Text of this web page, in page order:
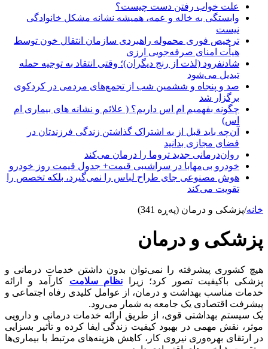
علت خواب رفتن دست چیست؟
وابستگی به خاله و عمه، همیشه نشانه مشکل خانوادگی
نیست
ترخیص فوری محموله راهبردی سازمان انتقال خون توسط
هیأت امنای صرفه‌جویی ارزی
شادنفرود (لذت از رنج دیگران)؛ وقتی انتقاد به توجیه حمله
تبدیل می‌شود
صد و پنجاه‌ و ششمین شب از تجمع‌های مردمی در کردکوی
برگزار شد
چگونه بفهمیم ام اس داریم؟ ( علائم و نشانه های بیماری ام
اس)
آن‌چه باید قبل از به اشتراک گذاشتن زندگی فرزندتان در
فضای مجازی بدانید
روان‌درمانی جدید تروما را درمان می‌کند
خودرو بی‌مهابا در سراشیبی قیمت+ جدول قیمت روز خودرو
هوش مصنوعی جای طراح لباس را نمی‌گیرد، بلکه تخصص را
تقویت می‌کند
خانه/پزشکی و درمان (پەڕە 341)
پزشکی و درمان
هیچ کشوری پیشرفته را نمی‌توان بدون داشتن خدمات درمانی و
پزشکی باکیفیت تصور کرد؛ زیرا نظام سلامت کارآمد و ارائه
خدمات مناسب بهداشت و درمان، از عوامل کلیدی رفاه اجتماعی و
پیشرفت اقتصادی یک جامعه به شمار می‌رود.
یک سیستم بهداشتی قوی، از طریق ارائه خدمات درمانی و دارویی
موثر، نقش مهمی در بهبود کیفیت زندگی ایفا کرده و تأثیر بسزایی
در ارتقای بهره‌وری نیروی کار، کاهش هزینه‌های مرتبط با بیماری‌ها